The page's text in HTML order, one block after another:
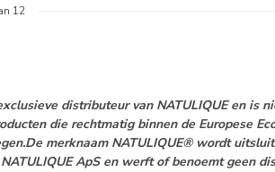
12
distributeur van NATULIQUE en is
die rechtmatig binnen de Europese
merknaam NATULIQUE® wordt
ApS en werft of benoemt geen